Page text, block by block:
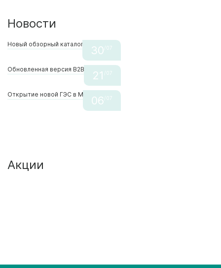
Новости
30/07
Новый обзорный каталог Donel
21 /07
Обновленная версия В2В Real Electro
06/07
Открытие новой ГЭС в Москве
Акции